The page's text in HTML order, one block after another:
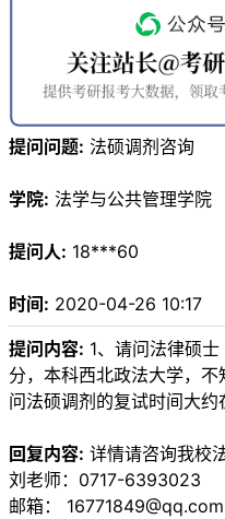
提问问题: 法硕调剂咨询
学院: 法学与公共管理学院
提问人: 18***60
时间: 2020-04-26 10:17
提问内容: 1、请问法律硕
分，本科西北政法大学，
问法硕调剂的复试时间大约
回复内容: 详情请咨询我校
刘老师：0717-6393023
邮箱： 16771849@qq.com